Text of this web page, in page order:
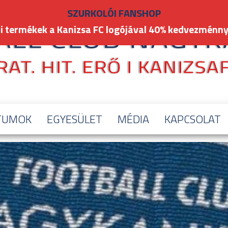
EGYESÜLET MÉDIA KAPCSOLAT
SZURKOLÓI FANSHOP
termékek a Kanizsa FC logójával 40%